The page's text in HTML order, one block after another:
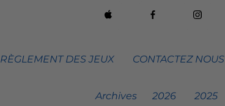
RÈGLEMENT DES JEUX CONTACTEZ NOUS
Archives 2026 2025